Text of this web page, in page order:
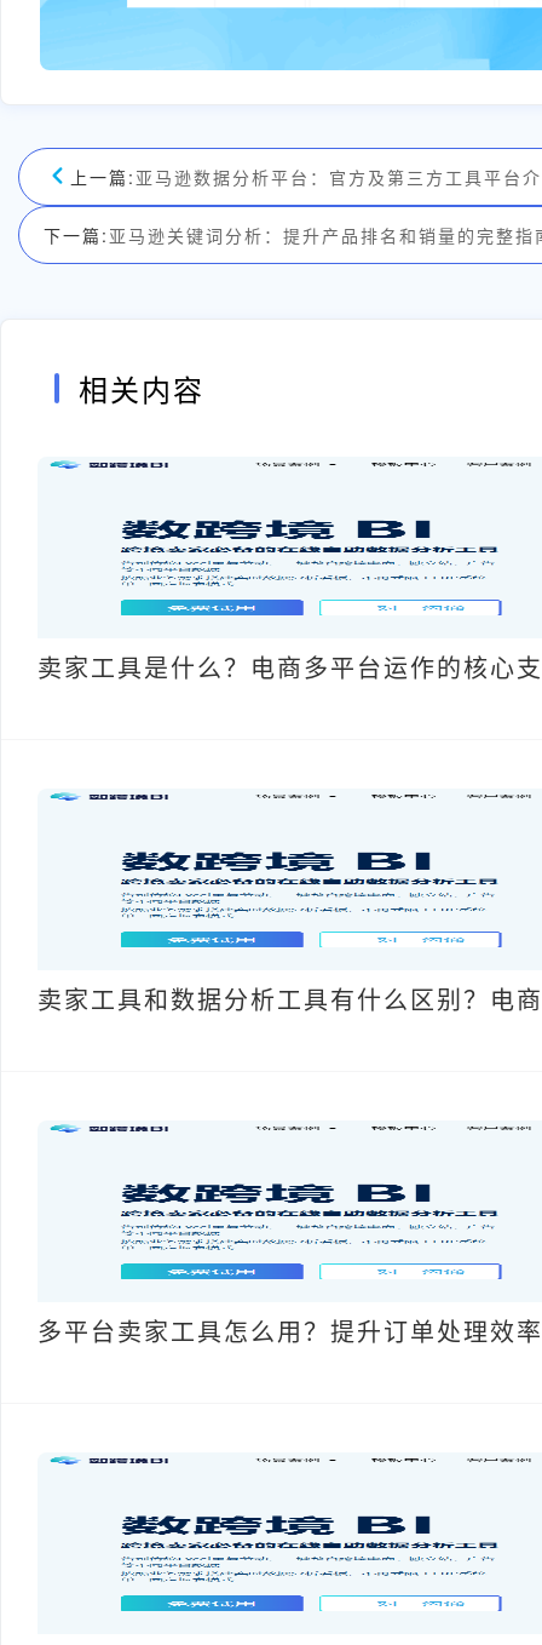
上一篇: 亚马逊数据分析平台：官方及第三方工具平台
下一篇: 亚马逊关键词分析：提升产品排名和销量的完整指
相关内容
卖家工具是什么？电商多平台运作的核心
卖家工具和数据分析工具有什么区别？电
多平台卖家工具怎么用？提升订单处理效